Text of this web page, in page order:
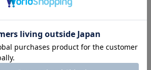
コクがあり、これ1つで食事になりそうな
は、そのままドリンクのサイズのこと。
体的にドリンクサイズが大きい気がし
でも日本のLサイズくらいあるときもあ